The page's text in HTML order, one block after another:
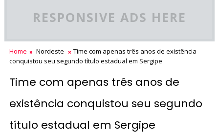
RESPONSIVE ADS HERE
Home Nordeste
Time com apenas três anos de existência
conquistou seu segundo título estadual em Sergipe
Time com apenas três anos de
existência conquistou seu segundo
título estadual em Sergipe